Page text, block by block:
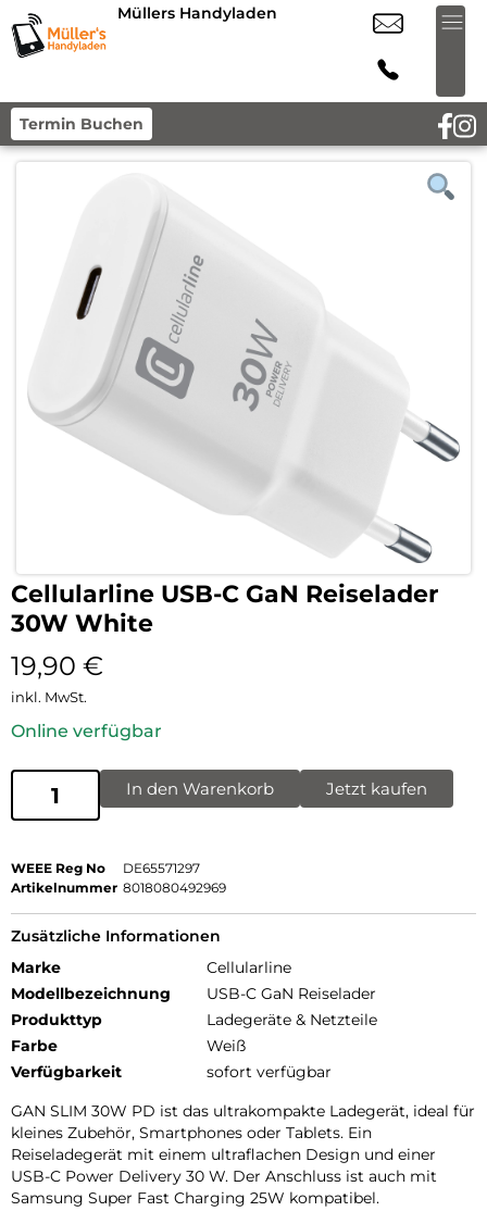
Müllers Handyladen
Termin Buchen
Cellularline USB-C GaN Reiselader
30W White
19,90 €
inkl. MwSt.
Online verfügbar
In den Warenkorb Jetzt kaufen
WEEE Reg No
DE65571297
Artikelnummer 8018080492969
Zusätzliche Informationen
Marke
Cellularline
Modellbezeichnung
USB-C GaN Reiselader
Produkttyp
Ladegeräte & Netzteile
Farbe
Weiß
Verfügbarkeit
sofort verfügbar
GAN SLIM 30W PD ist das ultrakompakte Ladegerät, ideal für
kleines Zubehör, Smartphones oder Tablets. Ein
Reiseladegerät mit einem ultraflachen Design und einer
USB-C Power Delivery 30 W. Der Anschluss ist auch mit
Samsung Super Fast Charging 25W kompatibel.